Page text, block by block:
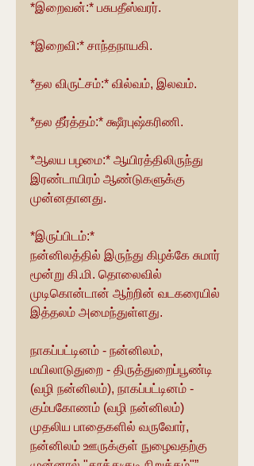
*இறைவன்:* பசுபதீஸ்வரர்.
*இறைவி:* சாந்தநாயகி.
*தல விருட்சம்:* வில்வம், இலவம்.
*தல தீர்த்தம்:* க்ஷீரபுஷ்கரிணி.
*ஆலய பழமை:* ஆயிரத்திலிருந்து
இரண்டாயிரம் ஆண்டுகளுக்கு
முன்னதானது.
*இருப்பிடம்:*
நன்னிலத்தில் இருந்து கிழக்கே சுமார்
மூன்று கி.மி. தொலைவில்
முடிகொன்டான் ஆற்றின் வடகரையில்
இத்தலம் அமைந்துள்ளது.
நாகப்பட்டினம் - நன்னிலம்,
மயிலாடுதுறை - திருத்துறைப்பூண்டி
(வழி நன்னிலம்), நாகப்பட்டினம் -
கும்பகோணம் (வழி நன்னிலம்)
முதலிய பாதைகளில் வருவோர்,
நன்னிலம் ஊருக்குள் நுழைவதற்கு